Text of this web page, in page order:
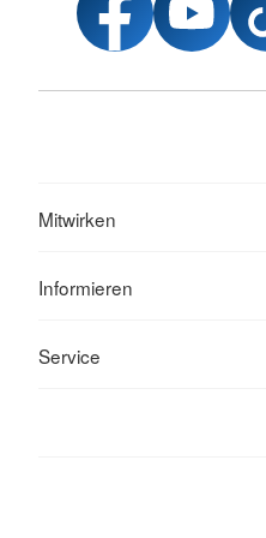
Mitwirken
Informieren
Service